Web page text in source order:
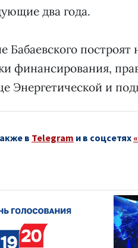
два года.
Бабаевского построят
финансирования,
Энергетической и
в Telegram и в соцсетях